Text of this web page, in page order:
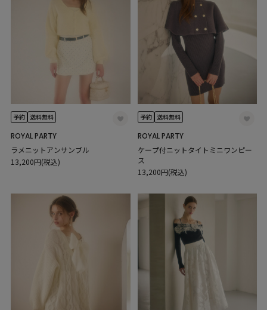
予約 送料無料
ROYAL PARTY
ラメニットアンサンブル
13,200円(税込)
予約 送料無料
ROYAL PARTY
ケープ付ニットタイトミニワンピー
ス
13,200円(税込)